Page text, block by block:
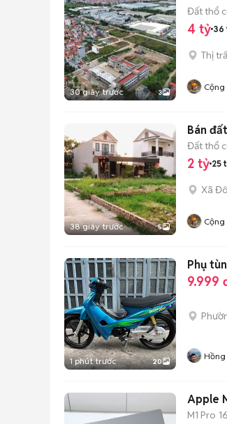
30 giây trước 3
Đất thổ
4 tỷ 36
Thị
38 giây trước 5
Bán
Đất thổ
2 tỷ 25
Xã
1 phút trước 20
Phụ
9.999
Hồng
Apple
M1 Pro